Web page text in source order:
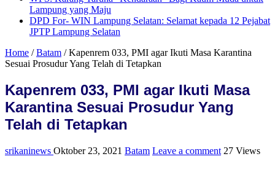
Lampung yang Maju
DPD For- WIN Lampung Selatan: Selamat kepada 12 Pejabat
JPTP Lampung Selatan
Home / Batam / Kapenrem 033, PMI agar Ikuti Masa Karantina
Sesuai Prosudur Yang Telah di Tetapkan
Kapenrem 033, PMI agar Ikuti Masa
Karantina Sesuai Prosudur Yang
Telah di Tetapkan
srikaninews Oktober 23, 2021 Batam Leave a comment 27 Views